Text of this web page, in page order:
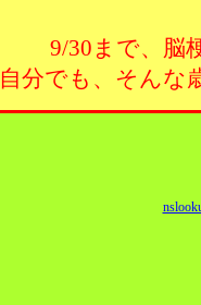
9/30まで、脳
自分でも、そんな